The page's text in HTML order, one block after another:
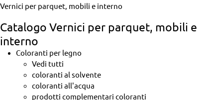
Vernici per parquet, mobili e interno
Catalogo Vernici per parquet, mobili e
interno
Coloranti per legno
Vedi tutti
coloranti al solvente
coloranti all'acqua
prodotti complementari coloranti